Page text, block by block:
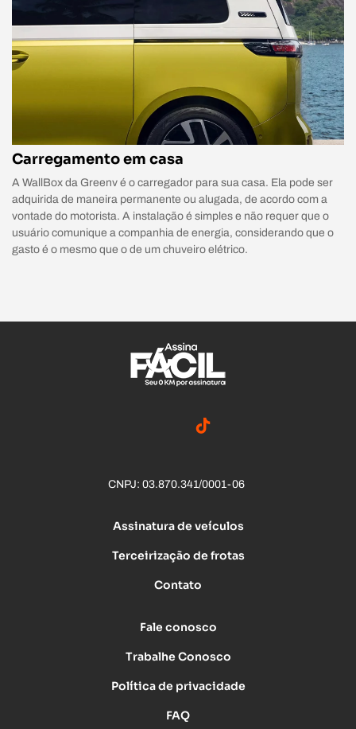
Carregamento em casa
A WallBox da Greenv é o carregador para sua casa. Ela pode ser
adquirida de maneira permanente ou alugada, de acordo com a
vontade do motorista. A instalação é simples e não requer que o
usuário comunique a companhia de energia, considerando que o
gasto é o mesmo que o de um chuveiro elétrico.
CNPJ: 03.870.341/0001-06
Assinatura de veículos
Terceirização de frotas
Contato
Fale conosco
Trabalhe Conosco
Política de privacidade
FAQ